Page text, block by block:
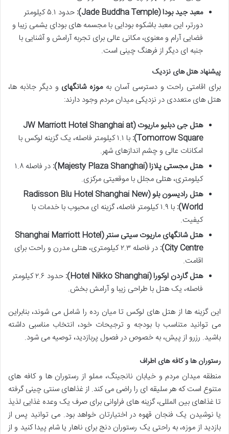
معبد جید بودا (Jade Buddha Temple):
حدود ۵.۱ کیلومتر
دورتر، این معبد باشکوه بودایی با مجسمه های بودای یشمی زیبا و
فضایی آرام و معنوی، مکانی عالی برای تجربه آرامش و آشنایی با
جنبه ای دیگر از فرهنگ چینی است.
پیشنهاد هتل های نزدیک
برای اقامتی راحت و دسترسی آسان بهموزه شانگهای و دیگر جاذبه ها،
هتل های متعددی در نزدیکی میدان مردم وجود دارند:
هتل جی دبلیو ماریوت (JW Marriott Hotel Shanghai at
Tomorrow Square):
با ۱.۱ کیلومتر فاصله، یک گزینه لوکس با
امکانات عالی و چشم اندازهای شهر.
هتل مجستی پلازا (Majesty Plaza Shanghai):
در فاصله ۱.۸
کیلومتری، هتلی مجلل با موقعیتی مرکزی.
هتل رادیسون بلو (Radisson Blu Hotel Shanghai New
World):
با ۱.۹ کیلومتر فاصله، گزینه ای محبوب با خدمات با
کیفیت.
هتل شانگهای ماریوت سیتی سنتر (Shanghai Marriott Hotel
City Centre):
در فاصله ۲.۳ کیلومتری، هتلی مدرن و راحت برای
اقامت.
هتل گاردن اوکورا (Hotel Nikko Shanghai):
حدود ۲.۶ کیلومتر
فاصله، یک هتل با طراحی زیبا و آرامش بخش.
این گزینه ها از هتل های لوکس تا میان رده را شامل می شوند، بنابراین
می توانید متناسب با بودجه و ترجیحات خود، انتخاب مناسبی داشته
باشید. رزرو از پیش، به خصوص در فصول پربازدید، توصیه می شود.
رستوران ها و کافه های اطراف
منطقه میدان مردم و خیابان نانجینگ، مملو از رستوران ها و کافه های
متنوع است که هر سلیقه ای را راضی می کند. از غذاهای سنتی چینی گرفته
تا غذاهای بین المللی، گزینه های فراوانی برای صرف یک وعده غذایی لذیذ
یا نوشیدن یک فنجان قهوه در اختیارتان خواهد بود. می توانید پس از
بازدید از موزه، به راحتی یک رستوران دنج برای ناهار یا شام پیدا کنید و از